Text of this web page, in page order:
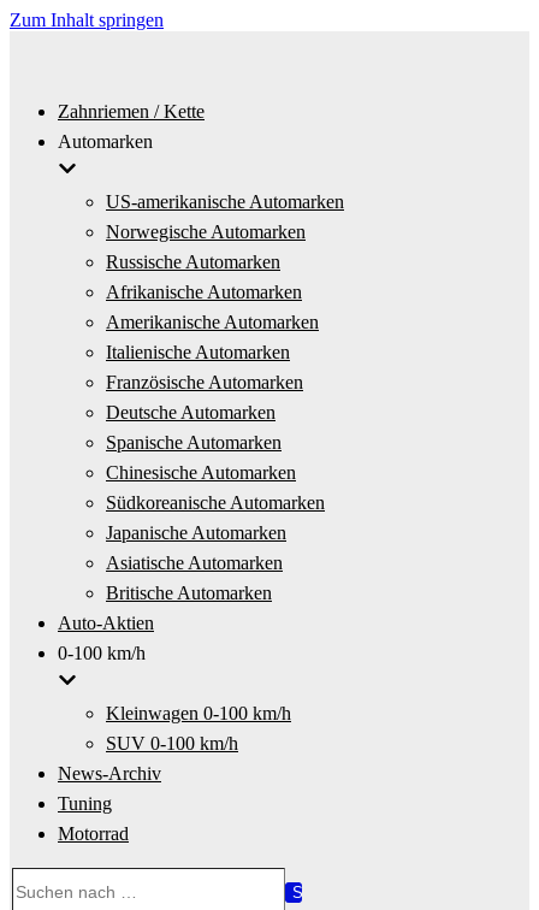
Zum Inhalt springen
Zahnriemen / Kette
Automarken
US-amerikanische Automarken
Norwegische Automarken
Russische Automarken
Afrikanische Automarken
Amerikanische Automarken
Italienische Automarken
Französische Automarken
Deutsche Automarken
Spanische Automarken
Chinesische Automarken
Südkoreanische Automarken
Japanische Automarken
Asiatische Automarken
Britische Automarken
Auto-Aktien
0-100 km/h
Kleinwagen 0-100 km/h
SUV 0-100 km/h
News-Archiv
Tuning
Motorrad
nach …